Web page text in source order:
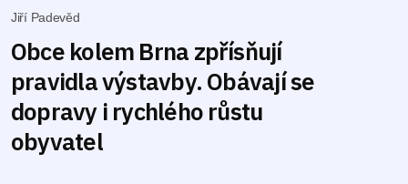
Jiří Padevěd
Obce kolem Brna zpřísňují
pravidla výstavby. Obávají se
dopravy i rychlého růstu
obyvatel